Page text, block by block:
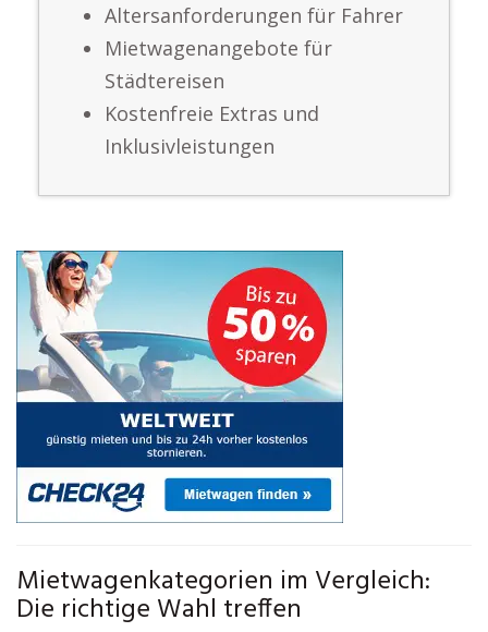
Altersanforderungen für Fahrer
Mietwagenangebote für
Städtereisen
Kostenfreie Extras und
Inklusivleistungen
Mietwagenkategorien im Vergleich:
Die richtige Wahl treffen